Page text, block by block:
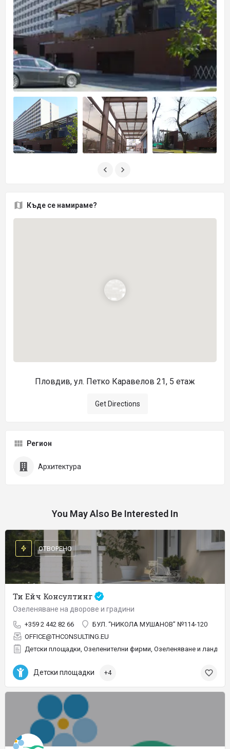
Къде се намираме?
Пловдив, ул. Петко Каравелов 21, 5 етаж
Get Directions
Регион
Архитектура
You May Also Be Interested In
Ти Ейч Консултинг
Озеленяване на дворове и градини
+359 2 442 82 66
БУЛ. “НИКОЛА МУШАНОВ” №114-120
OFFICE@THCONSULTING.EU
Детски площадки, Озеленителни фирми, Озеленяване и
ОТВОРЕНО
Детски площадки +4